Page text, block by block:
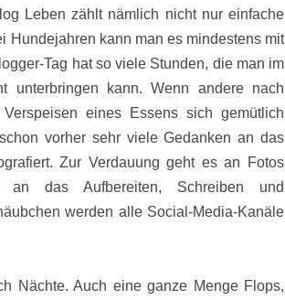
Leben zählt nämlich nicht nur einfache
Hundejahren kann man es mindestens mit
Tag hat so viele Stunden, die man im
unterbringen kann. Wenn andere nach
eines Essens sich gemütlich
vorher sehr viele Gedanken an das
Zur Verdauung geht es an Fotos
das Aufbereiten, Schreiben und
werden alle Social-Media-Kanäle
Nächte. Auch eine ganze Menge Flops,